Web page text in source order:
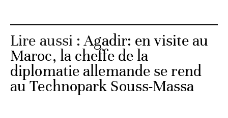
Lire aussi :Agadir: en visite au
Maroc, la cheffe de la
diplomatie allemande se rend
au Technopark Souss-Massa